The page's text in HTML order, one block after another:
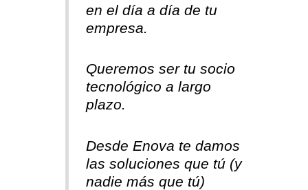
en el día a día de tu
empresa.
Queremos ser tu socio
tecnológico a largo
plazo.
Desde Enova te damos
las soluciones que tú (y
nadie más que tú)